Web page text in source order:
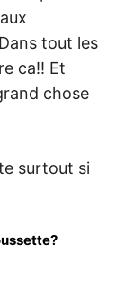
tout les
ca!! Et
chose
surtout si